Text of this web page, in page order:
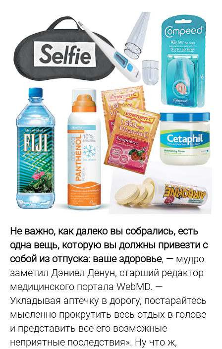
Не важно, как далеко вы собрались, есть
одна вещь, которую вы должны привезти с
собой из отпуска: ваше здоровье, — мудро
заметил Дэниел Денун, старший редактор
медицинского портала WebMD. —
Укладывая аптечку в дорогу, постарайтесь
мысленно прокрутить весь отдых в голове
и представить все его возможные
неприятные последствия». Ну что ж,